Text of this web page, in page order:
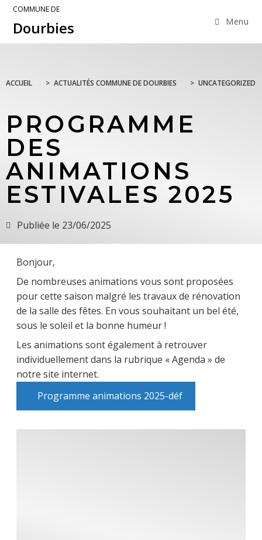
COMMUNE DE
Dourbies Menu
ACCUEIL > ACTUALITÉS COMMUNE DE DOURBIES > UNCATEGORIZED
PROGRAMME
DES
ANIMATIONS
ESTIVALES 2025
Publiée le 23/06/2025
Bonjour,
De nombreuses animations vous sont proposées
pour cette saison malgré les travaux de rénovation
de la salle des fêtes. En vous souhaitant un bel été,
sous le soleil et la bonne humeur !
Les animations sont également à retrouver
individuellement dans la rubrique « Agenda » de
notre site internet.
Programme animations 2025-déf